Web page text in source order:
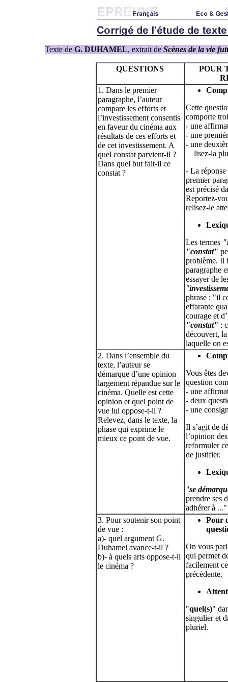
Texte de G. DUHAMEL, extrait de Scènes de la vie
QUESTIONS
POUR
1. Dans le premier
paragraphe, l’auteur
compare les efforts et
l’investissement consentis
en faveur du cinéma aux
résultats de ces efforts et
de cet investissement. A
quel constat parvient-il ?
Dans quel but fait-il ce
constat ?
Cette
comporte
- une
- une
- une
lisez-la
- La réponse
premier
est précisé
Reportez-
relisez-le
Les termes
"constat"
problème. Il
paragraphe
essayer de
"
phrase : "il
effarante
courage et
"constat" :
découvert,
laquelle on
2. Dans l’ensemble du
texte, l’auteur se
démarque d’une opinion
largement répandue sur le
cinéma. Quelle est cette
opinion et quel point de
vue lui oppose-t-il ?
Relevez, dans le texte, la
phase qui exprime le
mieux ce point de vue.
Vous êtes
question
- une
- deux
- une
Il s’agit de
l’opinion
reformuler
de justifier.
"se
prendre ses
adhérer à ..."
3. Pour soutenir son point
de vue :
a)- quel argument G.
Duhamel avance-t-il ?
b)- à quels arts oppose-t-il
le cinéma ?
Pour
On vous
qui permet
facilement
précédente.
"quel(s)"
singulier et
pluriel.